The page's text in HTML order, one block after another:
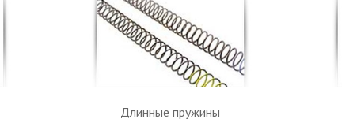
Длинные пружины